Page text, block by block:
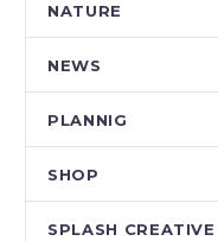
NATURE
NEWS
PLANNIG
SHOP
SPLASH